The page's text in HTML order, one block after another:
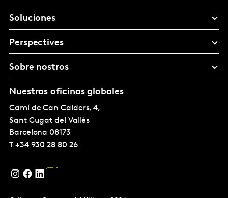
Soluciones
Perspectives
Sobre nostros
Nuestras oficinas globales
Camí de Can Calders, 4,
Sant Cugat del Vallès
Barcelona 08173
T +34 930 28 80 26